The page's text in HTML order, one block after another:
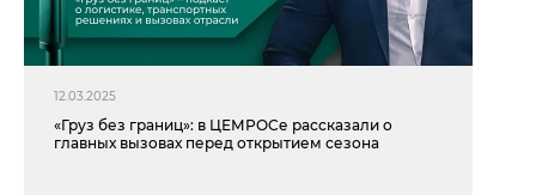
12.03.2025
«Груз без границ»: в ЦЕМРОСе рассказали о
главных вызовах перед открытием сезона